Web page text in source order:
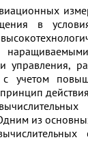
в
управления,
с учетом
из